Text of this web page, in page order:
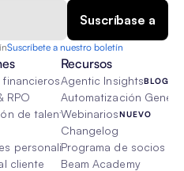
Suscríbete a nuestro boletín
financieros
RPO
de talento
personalizadas de IA
cliente
Recursos
Agentic InsightsBLOG
Automatización
WebinariosNUEVO
Changelog
Programa de socios
Beam Academy